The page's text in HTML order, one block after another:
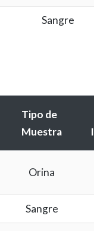
Sangre
Tipo de
Muestra
Orina
Sangre